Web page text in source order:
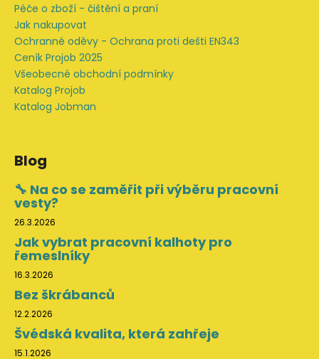
Péče o zboží - čištění a praní
Jak nakupovat
Ochranné oděvy - Ochrana proti dešti EN343
Ceník Projob 2025
Všeobecné obchodní podmínky
Katalog Projob
Katalog Jobman
Blog
🔧 Na co se zaměřit při výběru pracovní
vesty?
26.3.2026
Jak vybrat pracovní kalhoty pro
řemeslníky
16.3.2026
Bez škrábanců
12.2.2026
Švédská kvalita, která zahřeje
15.1.2026